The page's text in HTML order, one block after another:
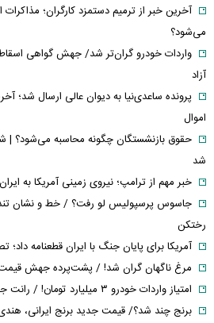
آخرین خبر از ترمیم دستمزد کارگران؛
می‌شود؟
واردات خودرو گران‌تر شد/ جهش گواهی
آزاد
پرونده ساعدی‌نیا به دیوان عالی ارسال شد؛
اموال
حقوق بازنشستگان چگونه محاسبه می‌شود؟ |
شد
خبر مهم از ترامپ؛ نیروی زمینی آمریکا به
جاسوس پرسپولیس لو رفت؟ / خط و نشان تند
رختکن
آمریکا برای پایان جنگ با ایران قطعنامه
مرغ ناگهان گران شد! / پشت‌پرده جهش
امتیاز واردات خودرو ۳ میلیارد تومان! / رانت جدید در بازار خودرو چیست؟
برنج چند شد؟/ قیمت جدید برنج ایرانی،